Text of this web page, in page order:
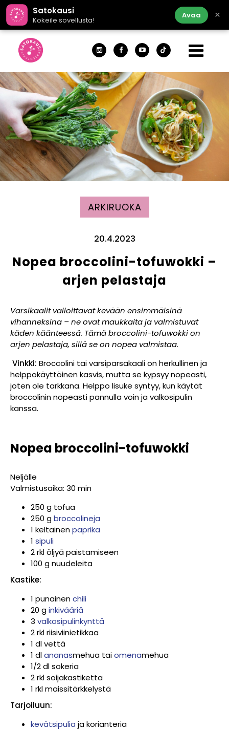
Satokausi
Kokeile sovellusta!
Avaa ×
ARKIRUOKA
20.4.2023
Nopea broccolini-tofuwokki –
arjen pelastaja
Varsikaalit valloittavat kevään ensimmäisinä
vihanneksina – ne ovat maukkaita ja valmistuvat
käden käänteessä. Tämä broccolini-tofuwokki on
arjen pelastaja, sillä se on nopea valmistaa.
Vinkki: Broccolini tai varsiparsakaali on herkullinen ja
helppokäyttöinen kasvis, mutta se kypsyy nopeasti,
joten ole tarkkana. Helppo lisuke syntyy, kun käytät
broccolinin nopeasti pannulla voin ja valkosipulin
kanssa.
Nopea broccolini-tofuwokki
Neljälle
Valmistusaika: 30 min
250 g tofua
250 gbroccolineja
1 keltainenpaprika
1 sipuli
2 rkl öljyä paistamiseen
100 g nuudeleita
Kastike:
1 punainenchili
20 ginkivääriä
3 valkosipulinkynttä
2 rkl riisiviinietikkaa
1 dl vettä
1 dlananasmehua taiomenamehua
1/2 dl sokeria
2 rkl soijakastiketta
1 rkl maissitärkkelystä
Tarjoiluun:
kevätsipulia ja korianteria